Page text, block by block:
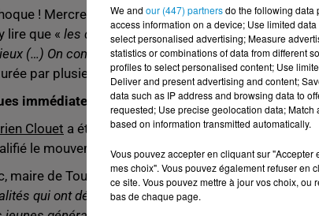
! Mercredi 3 septembre, un post apparaîtsur la
lire que « les deux derniers recteurs de l’académie
(…) On commence quand la Reconquête du pays
par plusieurs élus.
immédiates
Clouet a été le premier à réagir. Sur X, il a
le mouvement de «Ku Klux Klan de la Garonne».
maire de Toulouse et président de la Métropole, a
qui ont dédié leur vie professionnelle à la
We and our (447) partnersdo the following data
access information on a device; Use limited
select personalised advertising; Measure
statistics or combinations of data from different
profiles to select personalised content; Use
Deliver and present advertising and content;
data such as IP address and browsing data to
requested; Use precise geolocation data;
based on information transmitted automatically.
Vous pouvez accepter en cliquant sur
mes choix". Vous pouvez également refuser en
ce site. Vous pouvez mettre à jour vos choix,
bas de chaque page.